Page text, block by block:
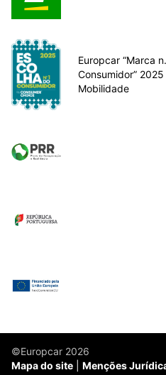
Europcar “Marca
Consumidor”
Mobilidade
©Europcar 2026
Mapa do site
Menções